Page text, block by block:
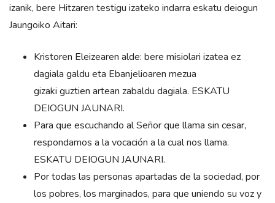
izanik, bere Hitzaren testigu izateko indarra eskatu deiogun
Jaungoiko Aitari:
Kristoren Eleizearen alde: bere misiolari izatea ez
dagiala galdu eta Ebanjelioaren mezua
gizaki guztien artean zabaldu dagiala. ESKATU
DEIOGUN JAUNARI.
Para que escuchando al Señor que llama sin cesar,
respondamos a la vocación a la cual nos llama.
ESKATU DEIOGUN JAUNARI.
Por todas las personas apartadas de la sociedad, por
los pobres, los marginados, para que uniendo su voz y